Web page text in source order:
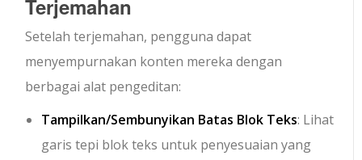
Terjemahan
Setelah terjemahan, pengguna dapat
menyempurnakan konten mereka dengan
berbagai alat pengeditan:
Tampilkan/Sembunyikan Batas Blok Teks: Lihat
garis tepi blok teks untuk penyesuaian yang